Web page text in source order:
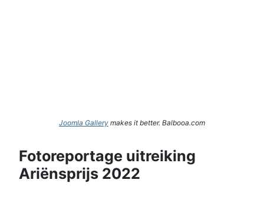
Joomla Gallery makes it better. Balbooa.com
Fotoreportage uitreiking
Ariënsprijs 2022